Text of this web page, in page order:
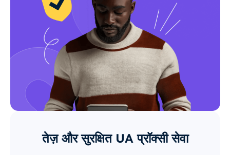
तेज़ और सुरक्षित UA प्रॉक्सी सेवा